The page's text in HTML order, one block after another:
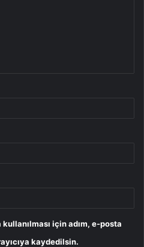
için adım, e-posta
kaydedilsin.